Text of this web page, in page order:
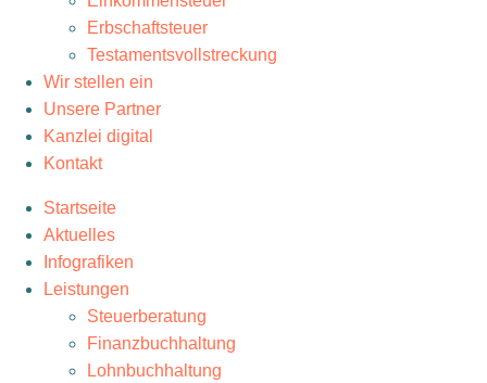
Erbschaftsteuer
Testamentsvollstreckung
Wir stellen ein
Unsere Partner
Kanzlei digital
Kontakt
Startseite
Aktuelles
Infografiken
Leistungen
Steuerberatung
Finanzbuchhaltung
Lohnbuchhaltung